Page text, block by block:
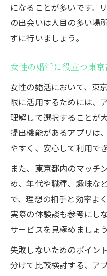
になることが多いです。
の出会いは人目の多い場
ずに行いましょう。
女性の婚活に役立つ東
女性の婚活において、東
限に活用するためには、
理解して選択することが
提出機能があるアプリは
やすく、安心して利用でき
また、東京都内のマッチ
め、年代や職種、趣味な
で、理想の相手と効率よ
実際の体験談も参考にし
サービスを見極めましょう
失敗しないためのポイン
分けて比較検討する、ア